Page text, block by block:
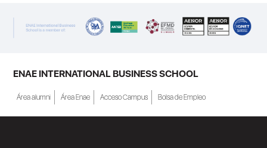
ENAE INTERNATIONAL BUSINESS SCHOOL
Área alumni Área Enae Acceso Campus Bolsa de Empleo